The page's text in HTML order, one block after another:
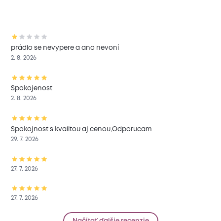
prádlo se nevypere a ano nevoní
2. 8. 2026
Spokojenost
2. 8. 2026
Spokojnost s kvalitou aj cenou,Odporucam
29. 7. 2026
27. 7. 2026
27. 7. 2026